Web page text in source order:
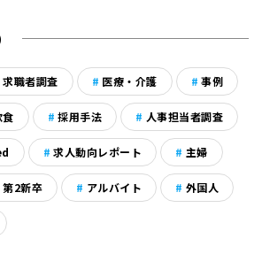
求職者調査 医療・介護 事例
食 採用手法 人事担当者調査
求人動向レポート 主婦
第2新卒 アルバイト 外国人